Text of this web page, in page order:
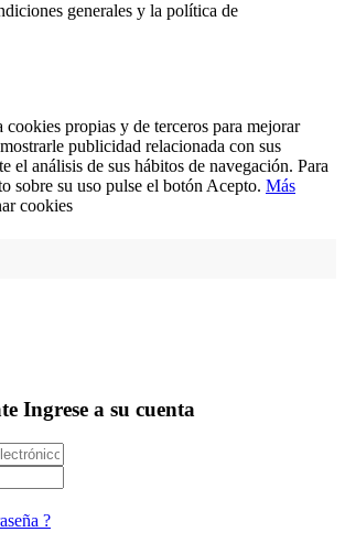
generales y la política de
propias y de terceros para mejorar
publicidad relacionada con sus
el análisis de sus hábitos de navegación. Para
sobre su uso pulse el botón Acepto. Más
cookies
Ingrese a su cuenta
?